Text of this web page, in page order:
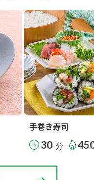
手巻き寿司
30 分